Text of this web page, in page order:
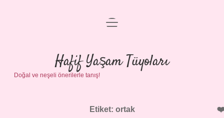
Anasayfa
Gizlilik Politikası
Yasal Uyarı
menüyü
Hafif Yaşam Tüyoları
Doğal ve neşeli önerilerle tanış!
Etiket: ortak